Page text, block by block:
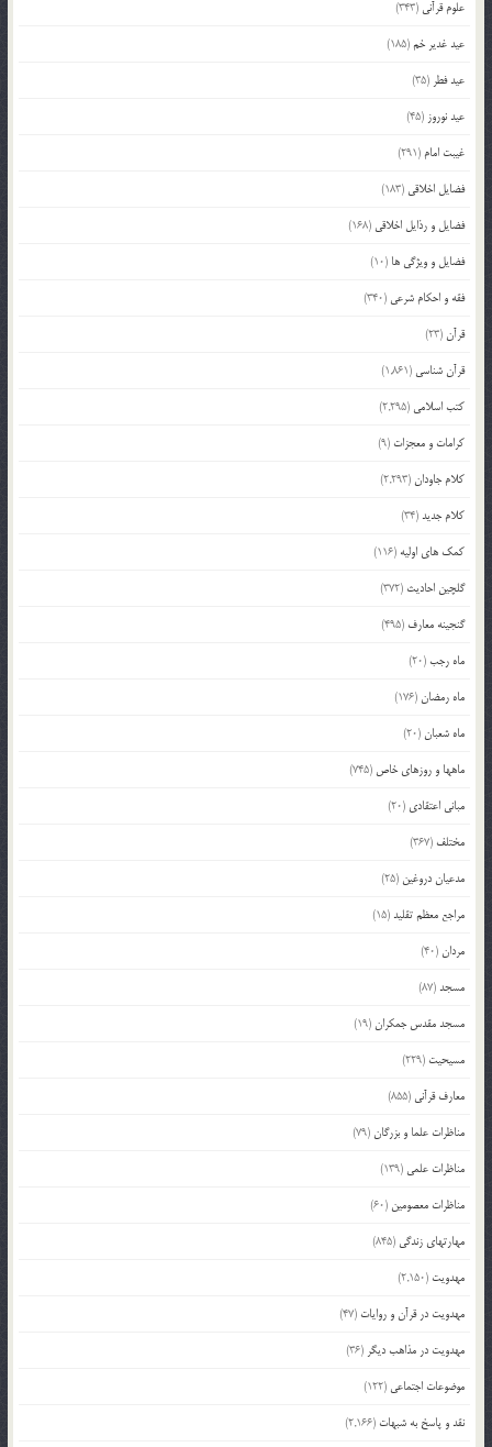
علوم قرآنی (343)
عید غدیر خم(185)
عید فطر (35)
عید نوروز (45)
غیبت امام (291)
فضایل اخلاقی (183)
فضایل و رذایل اخلاقی (168)
فضایل و ویژگی ها (10)
فقه و احکام شرعی (340)
قرآن(23)
قرآن شناسی (1,861)
کتب اسلامی (2,295)
کرامات و معجزات (9)
کلام جاودان(2,293)
کلام جدید(34)
کمک های اولیه (116)
گلچین احادیث (372)
گنجینه معارف (495)
ماه رجب(20)
ماه رمضان(176)
ماه شعبان(20)
ماهها و روزهای خاص (745)
مبانی اعتقادی (20)
مختلف (367)
مدعیان دروغین (25)
مراجع معظم تقلید(15)
مردان(40)
مسجد(87)
مسجد مقدس جمکران(19)
مسیحیت (229)
معارف قرآنی (855)
مناظرات علما و بزرگان(79)
مناظرات علمی (139)
مناظرات معصومین (60)
مهارتهای زندگی (845)
مهدویت (2,150)
مهدویت در قرآن و روایات (47)
مهدویت در مذاهب دیگر (36)
موضوعات اجتماعی (122)
نقد و پاسخ به شبهات (2,166)